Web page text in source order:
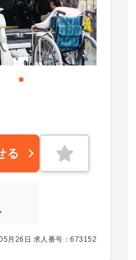
る
月26日 求人番号：673152